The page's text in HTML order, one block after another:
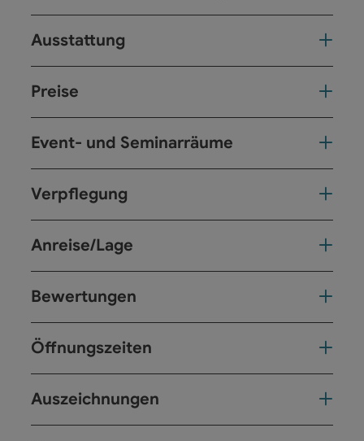
Ausstattung
Preise
Event- und Seminarräume
Verpflegung
Anreise/Lage
Bewertungen
Öffnungszeiten
Auszeichnungen